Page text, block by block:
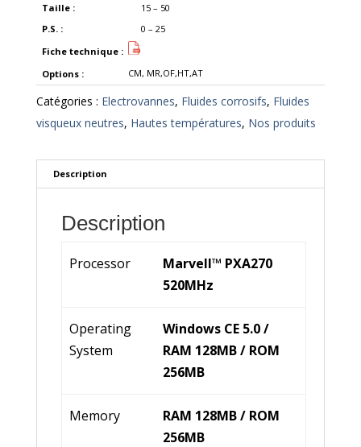
Taille :
15 – 50
P.S. :
0 – 25
Fiche technique :
Options :
CM, MR,OF,HT,AT
Catégories : Electrovannes, Fluides corrosifs, Fluides
visqueux neutres, Hautes températures, Nos produits
Description
Description
Processor
Marvell™ PXA270
520MHz
Operating
System
Windows CE 5.0 /
RAM 128MB / ROM
256MB
Memory
RAM 128MB / ROM
256MB